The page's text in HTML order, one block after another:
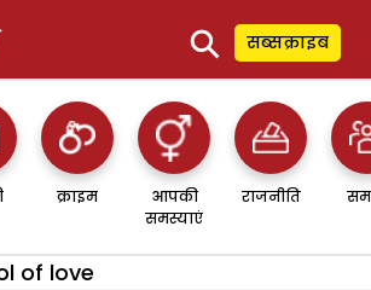
⚲ सब्सक्राइब
क्राइम
आपकी
समस्याएं
राजनीति
of love